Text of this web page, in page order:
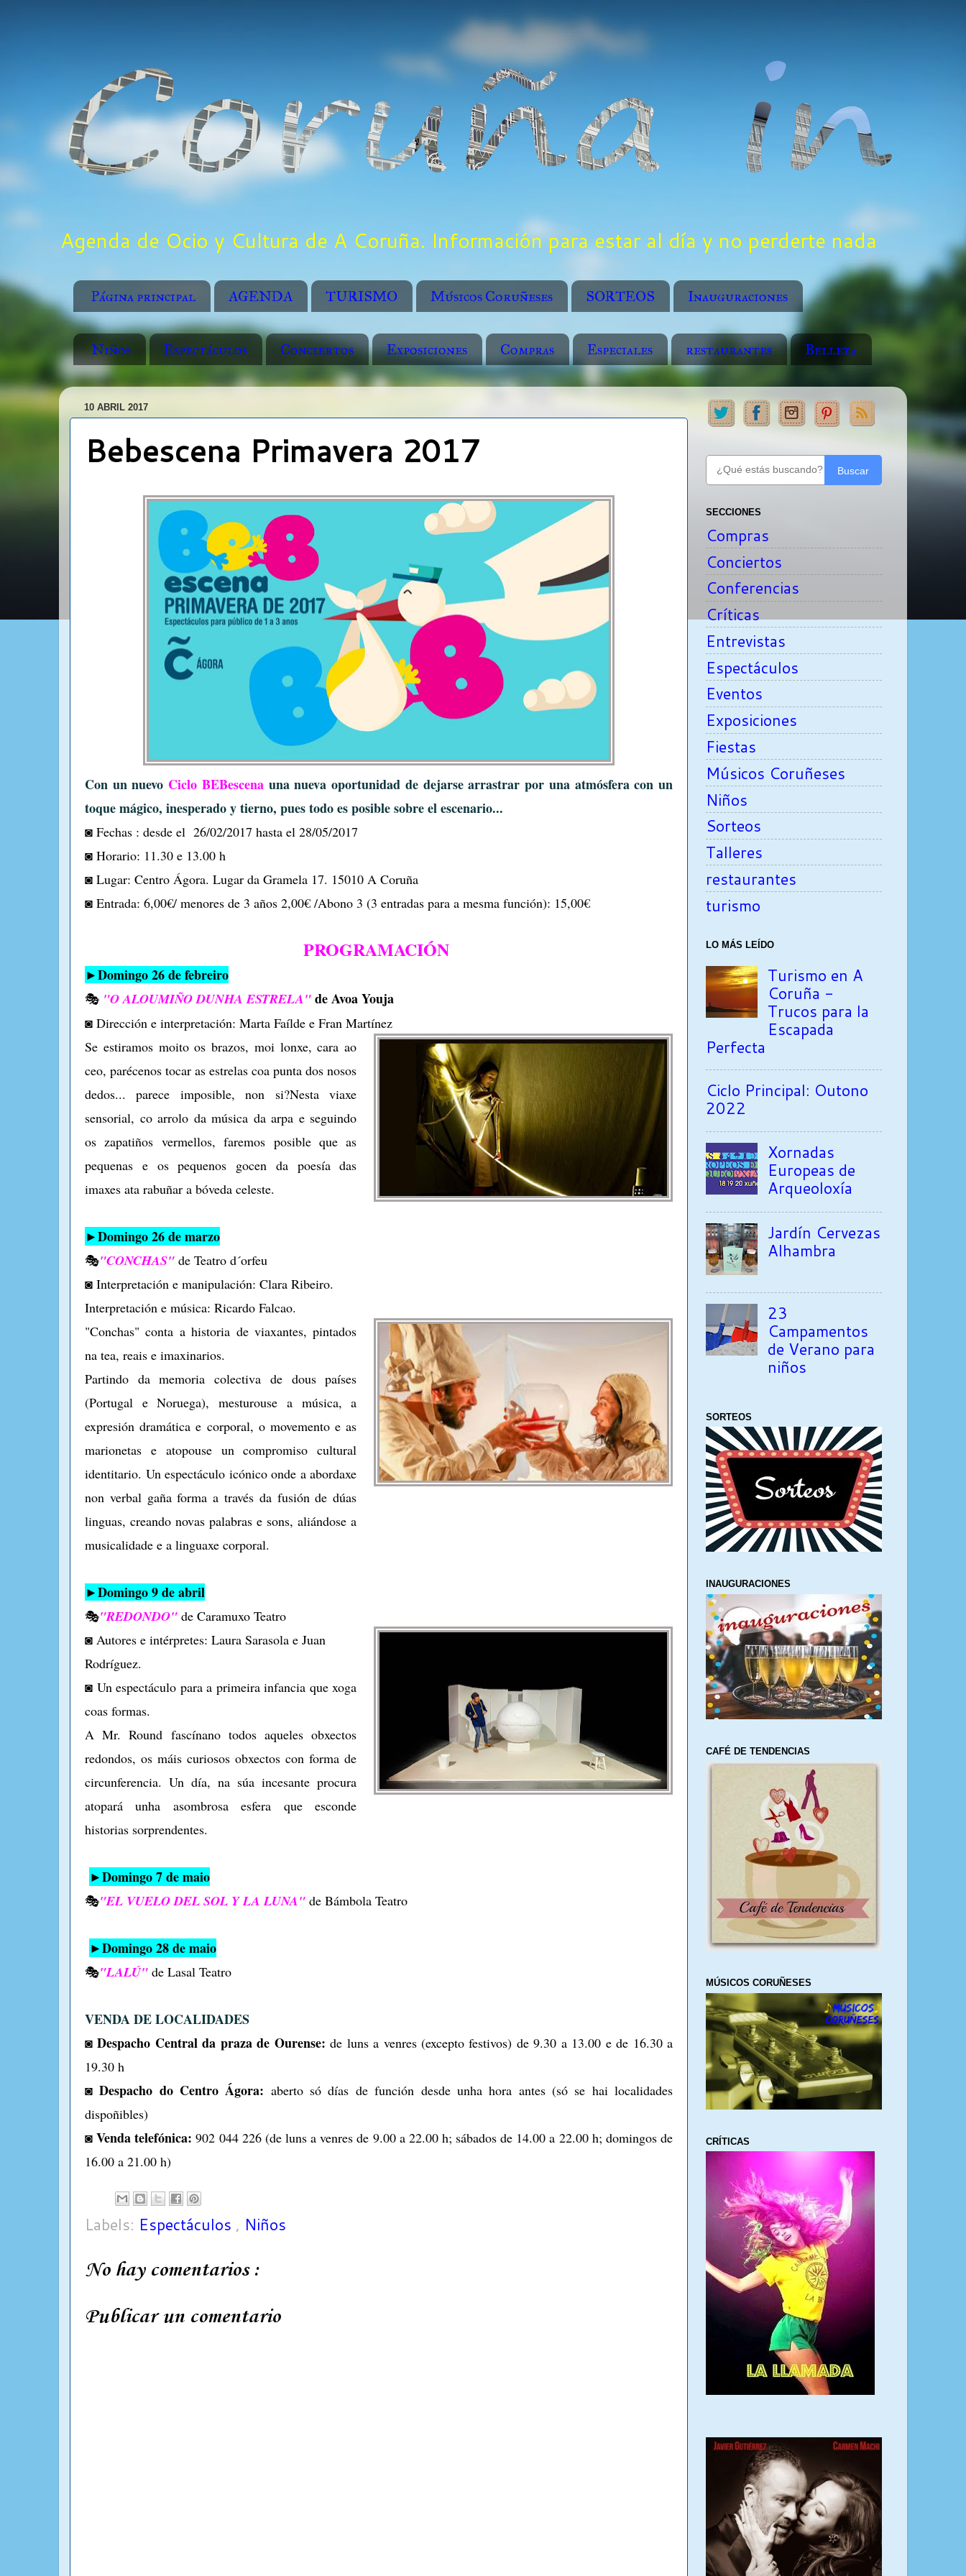
Agenda de Ocio y Cultura de A Coruña. Información para estar al día y no perderte nada
Página principal AGENDA TURISMO Músicos Coruñeses SORTEOS Inauguraciones
Niños Espectáculos Conciertos Exposiciones Compras Especiales restaurantes Belleza
10 ABRIL 2017
Bebescena Primavera 2017
Con un nuevo Ciclo BEBescenauna nueva oportunidad de dejarse arrastrar por una atmósfera con un
toque mágico, inesperado y tierno, pues todo es posible sobre el escenario...
◙ Fechas : desde el 26/02/2017 hasta el 28/05/2017
◙ Horario: 11.30 e 13.00 h
◙ Lugar: Centro Ágora. Lugar da Gramela 17. 15010 A Coruña
◙ Entrada: 6,00€/ menores de 3 años 2,00€ /Abono 3 (3 entradas para a mesma función): 15,00€
PROGRAMACIÓN
►Domingo 26 de febreiro
🎭 "O ALOUMIÑO DUNHA ESTRELA" de Avoa Youja
◙ Dirección e interpretación: Marta Faílde e Fran Martínez
Se estiramos moito os brazos, moi lonxe, cara ao
ceo, parécenos tocar as estrelas coa punta dos nosos
dedos... parece imposible, non si?Nesta viaxe
sensorial, co arrolo da música da arpa e seguindo
os zapatiños vermellos, faremos posible que as
pequenas e os pequenos gocen da poesía das
imaxes ata rabuñar a bóveda celeste.
►Domingo 26 de marzo
🎭"CONCHAS" de Teatro d´orfeu
◙ Interpretación e manipulación: Clara Ribeiro.
Interpretación e música: Ricardo Falcao.
"Conchas" conta a historia de viaxantes, pintados
na tea, reais e imaxinarios.
Partindo da memoria colectiva de dous países
(Portugal e Noruega), mesturouse a música, a
expresión dramática e corporal, o movemento e as
marionetas e atopouse un compromiso cultural
identitario. Un espectáculo icónico onde a abordaxe
non verbal gaña forma a través da fusión de dúas
linguas, creando novas palabras e sons, aliándose a
musicalidade e a linguaxe corporal.
►Domingo 9 de abril
🎭"REDONDO" de Caramuxo Teatro
◙ Autores e intérpretes: Laura Sarasola e Juan
Rodríguez.
◙ Un espectáculo para a primeira infancia que xoga
coas formas.
A Mr. Round fascínano todos aqueles obxectos
redondos, os máis curiosos obxectos con forma de
circunferencia. Un día, na súa incesante procura
atopará unha asombrosa esfera que esconde
historias sorprendentes.
►Domingo7demaio
🎭"EL VUELO DEL SOL Y LA LUNA" de Bámbola Teatro
►Domingo28demaio
🎭"LALÚ" de Lasal Teatro
VENDA DE LOCALIDADES
◙ Despacho Central da praza de Ourense: de luns a venres (excepto festivos) de 9.30 a 13.00 e de 16.30 a
19.30 h
◙ Despacho do Centro Ágora: aberto só días de función desde unha hora antes (só se hai localidades
dispoñibles)
◙ Venda telefónica: 902 044 226 (de luns a venres de 9.00 a 22.00 h; sábados de 14.00 a 22.00 h; domingos de
16.00 a 21.00 h)
Labels: Espectáculos , Niños
No hay comentarios :
Publicar un comentario
Buscar
SECCIONES
Compras
Conciertos
Conferencias
Críticas
Entrevistas
Espectáculos
Eventos
Exposiciones
Fiestas
Músicos Coruñeses
Niños
Sorteos
Talleres
restaurantes
turismo
LO MÁS LEÍDO
Turismo en A
Coruña -
Trucos para la
Escapada
Perfecta
Ciclo Principal: Outono
2022
Xornadas
Europeas de
Arqueoloxía
Jardín Cervezas
Alhambra
23
Campamentos
de Verano para
niños
SORTEOS
INAUGURACIONES
CAFÉ DE TENDENCIAS
MÚSICOS CORUÑESES
CRÍTICAS